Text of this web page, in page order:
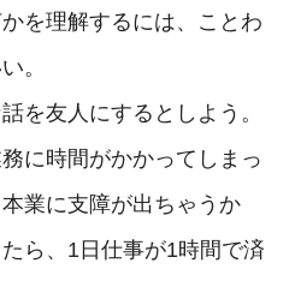
を理解するには、ことわ
。
を友人にするとしよう。
に時間がかかってしまっ
業に支障が出ちゃうか
ら、1日仕事が1時間で済